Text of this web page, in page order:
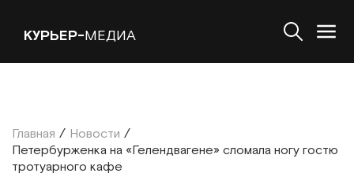
КУРЬЕР-МЕДИА
Главная / Новости /
Петербурженка на «Гелендвагене» сломала ногу гостю
тротуарного кафе